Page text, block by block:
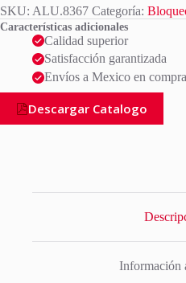
SKU: ALU.8367 Categoría:
Características adicionales
Calidad superior
Satisfacción garantizada
Envíos a Mexico en
Descargar Catalogo
Información